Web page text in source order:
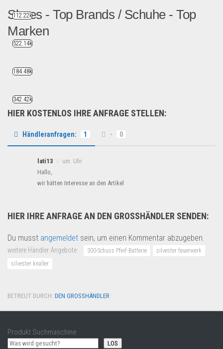
Shoes - Top Brands / Schuhe - Top
Marken
HIER KOSTENLOS IHRE ANFRAGE STELLEN:
Händleranfragen: 1 - 0
lati13
um Uhr
Hallo,
wir hätten Interesse an den Artikel
HIER IHRE ANFRAGE AN DEN GROSSHÄNDLER SENDEN:
Du musst angemeldet sein, um einen Kommentar abzugeben.
weitere Händler Angebote: 300-Schuss Pfeif-Batterie
silvester feuerwerk
silvester knaller
BETREUT DURCH: DEN GROSSHÄNDLER ·
Produkt Suchmaschine
LOS
112.22k
522.14k
184.48k
342.42k